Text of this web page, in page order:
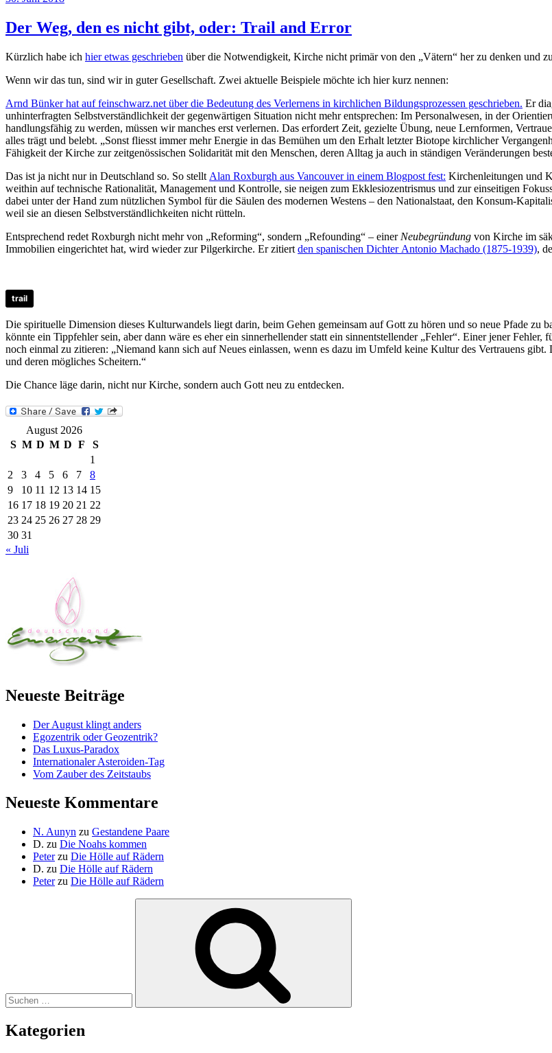
Der Weg, den es nicht gibt, oder: Trail and Error
Kürzlich habe ich hier etwas geschrieben über die Notwendigkeit, Kirche nicht primär von den „Vätern“ her zu denken und
Wenn wir das tun, sind wir in guter Gesellschaft. Zwei aktuelle Beispiele möchte ich hier kurz nennen:
Arnd Bünker hat auf feinschwarz.net über die Bedeutung des Verlernens in kirchlichen Bildungsprozessen geschrieben. Er
unhinterfragten Selbstverständlichkeit der gegenwärtigen Situation nicht mehr entsprechen: Im Personalwesen, in der
handlungsfähig zu werden, müssen wir manches erst verlernen. Das erfordert Zeit, gezielte Übung, neue Lernformen,
alles trägt und belebt. „Sonst fliesst immer mehr Energie in das Bemühen um den Erhalt letzter Biotope kirchlicher
Fähigkeit der Kirche zur zeitgenössischen Solidarität mit den Menschen, deren Alltag ja auch in ständigen Veränderungen
Das ist ja nicht nur in Deutschland so. So stellt Alan Roxburgh aus Vancouver in einem Blogpost fest: Kirchenleitungen und
weithin auf technische Rationalität, Management und Kontrolle, sie neigen zum Ekklesiozentrismus und zur einseitigen
dabei unter der Hand zum nützlichen Symbol für die Säulen des modernen Westens – den Nationalstaat, den Konsum-
weil sie an diesen Selbstverständlichkeiten nicht rütteln.
Entsprechend redet Roxburgh nicht mehr von „Reforming“, sondern „Refounding“ – einer Neubegründung von Kirche im
Immobilien eingerichtet hat, wird wieder zur Pilgerkirche. Er zitiert den spanischen Dichter Antonio Machado (1875-1939),
trail
Die spirituelle Dimension dieses Kulturwandels liegt darin, beim Gehen gemeinsam auf Gott zu hören und so neue Pfade zu
könnte ein Tippfehler sein, aber dann wäre es eher ein sinnerhellender statt ein sinnentstellender „Fehler“. Einer jener
noch einmal zu zitieren: „Niemand kann sich auf Neues einlassen, wenn es dazu im Umfeld keine Kultur des Vertrauens
und deren mögliches Scheitern.“
Die Chance läge darin, nicht nur Kirche, sondern auch Gott neu zu entdecken.
August 2026
S M D M D F
S
1
2
3 4 5 6 7
8
9
10 11 12 13 14 15
16 17 18 19 20 21 22
23 24 25 26 27 28 29
30 31
« Juli
Neueste Beiträge
Der August klingt anders
Egozentrik oder Geozentrik?
Das Luxus-Paradox
Internationaler Asteroiden-Tag
Vom Zauber des Zeitstaubs
Neueste Kommentare
N. Aunyn zu Gestandene Paare
D. zu Die Noahs kommen
Peterzu Die Hölle auf Rädern
D. zu Die Hölle auf Rädern
Peterzu Die Hölle auf Rädern
Kategorien